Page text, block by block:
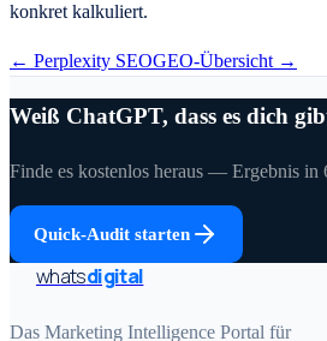
konkret kalkuliert.
← Perplexity SEOGEO-Übersicht →
Weiß ChatGPT, dass es dich
Finde es kostenlos heraus — Ergebnis in
Quick-Audit starten
whatsdigital
Das Marketing Intelligence Portal für